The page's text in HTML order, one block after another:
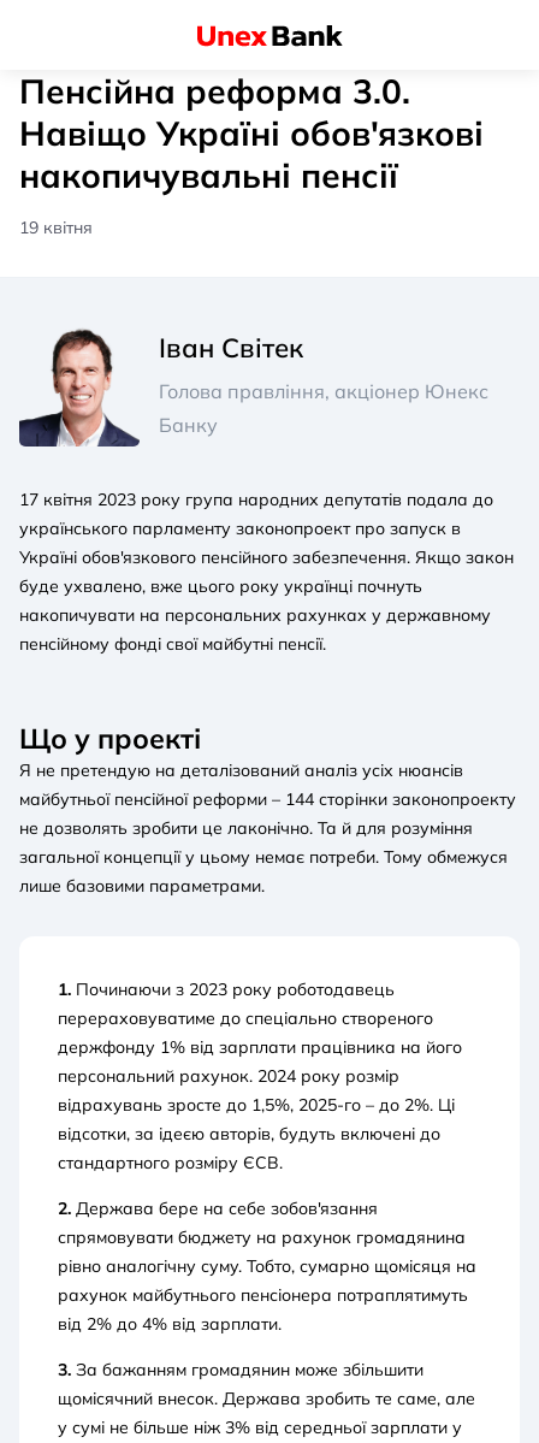
Пенсійна реформа 3.0.
Навіщо Україні обов'язкові
накопичувальні пенсії
19 квітня
Іван Світек
Голова правління, акціонер Юнекс
Банку
17 квітня 2023 року група народних депутатів подала до
українського парламенту законопроект про запуск в
Україні обов'язкового пенсійного забезпечення. Якщо закон
буде ухвалено, вже цього року українці почнуть
накопичувати на персональних рахунках у державному
пенсійному фонді свої майбутні пенсії.
Що у проекті
Я не претендую на деталізований аналіз усіх нюансів
майбутньої пенсійної реформи – 144 сторінки законопроекту
не дозволять зробити це лаконічно. Та й для розуміння
загальної концепції у цьому немає потреби. Тому обмежуся
лише базовими параметрами.
1. Починаючи з 2023 року роботодавець
перераховуватиме до спеціально створеного
держфонду 1% від зарплати працівника на його
персональний рахунок. 2024 року розмір
відрахувань зросте до 1,5%, 2025-го – до 2%. Ці
відсотки, за ідеєю авторів, будуть включені до
стандартного розміру ЄСВ.
2. Держава бере на себе зобов'язання
спрямовувати бюджету на рахунок громадянина
рівно аналогічну суму. Тобто, сумарно щомісяця на
рахунок майбутнього пенсіонера потраплятимуть
від 2% до 4% від зарплати.
3. За бажанням громадянин може збільшити
щомісячний внесок. Держава зробить те саме, але
у сумі не більше ніж 3% від середньої зарплати у